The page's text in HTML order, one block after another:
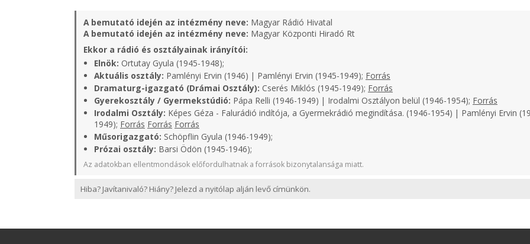
A bemutató idején az intézmény neve: Magyar Rádió Hivatal
A bemutató idején az intézmény neve: Magyar Központi Hiradó Rt
Ekkor a rádió és osztályainak irányítói:
Elnök: Ortutay Gyula (1945-1948);
Aktuális osztály: Pamlényi Ervin (1946) | Pamlényi Ervin (1945-1949); Forrás
Dramaturg-igazgató (Drámai Osztály): Cserés Miklós (1945-1949); Forrás
Gyerekosztály / Gyermekstúdió: Pápa Relli (1946-1949) | Irodalmi Osztályon belül (1946-1954); Forrás
Irodalmi Osztály: Képes Géza - Falurádió indítója, a Gyermekrádió megindítása. (1946-1954) | Pamlényi Ervin
1949); Forrás Forrás Forrás
Műsorigazgató: Schöpflin Gyula (1946-1949);
Prózai osztály: Barsi Ödön (1945-1946);
Az adatokban ellentmondások előfordulhatnak a források bizonytalansága miatt.
Hiba? Javítanivaló? Hiány? Jelezd a nyitólap alján levő címünkön.